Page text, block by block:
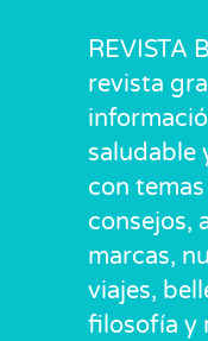
REVISTA
revista
saludable
con
consejos,
marcas,
viajes,
filosofía y